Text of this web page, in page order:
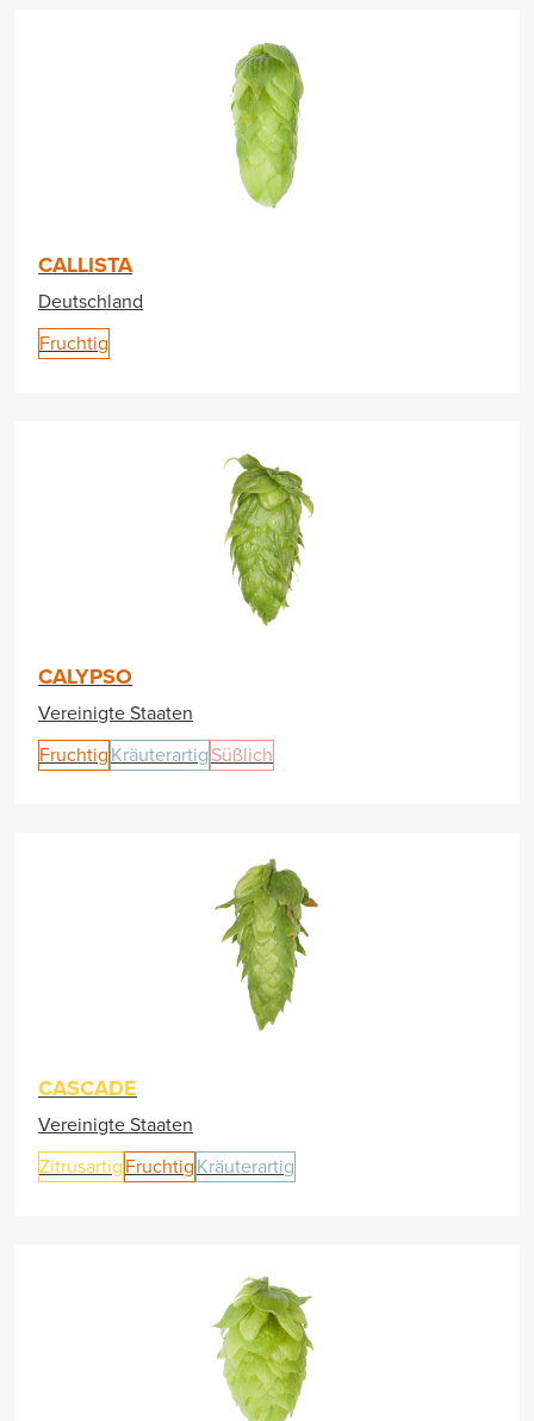
CALLISTA
Deutschland
Fruchtig
CALYPSO
Vereinigte Staaten
Fruchtig Kräuterartig Süßlich
CASCADE
Vereinigte Staaten
Zitrusartig Fruchtig Kräuterartig